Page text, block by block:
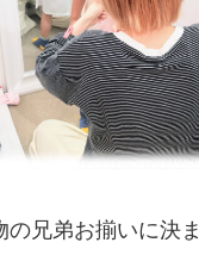
の兄弟お揃いに決